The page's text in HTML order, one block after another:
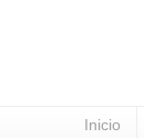
Inicio